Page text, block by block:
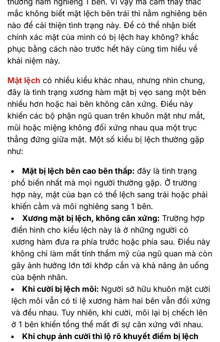
mắc không biết mặt lệch bên trái thì nằm nghiêng bên
nào để cải thiện tình trạng này. Để có thể nhận biết
chính xác mặt của mình có bị lệch hay không? khắc
phục bằng cách nào trước hết hãy cùng tìm hiểu về
khái niệm này.
Mặt lệch có nhiều kiểu khác nhau, nhưng nhìn chung,
đây là tình trạng xương hàm mặt bị vẹo sang một bên
nhiều hơn hoặc hai bên không cân xứng. Điều này
khiến các bộ phận ngũ quan trên khuôn mặt như mắt,
mũi hoặc miệng không đối xứng nhau qua một trục
thẳng đứng giữa mặt. Một số kiểu bị lệch thường gặp
như:
Mặt bị lệch bên cao bên thấp: đây là tình trạng
phổ biến nhất mà mọi người thường gặp. Ở trường
hợp này, mặt của bạn có thể lệch sang trái hoặc phải
khiến cằm và môi nghiêng sang 1 bên.
Xương mặt bị lệch, không cân xứng: Trường hợp
điển hình cho kiểu lệch này là ở những người có
xương hàm đưa ra phía trước hoặc phía sau. Điều này
không chỉ làm mất tính thẩm mỹ của ngũ quan mà còn
gây ảnh hưởng lớn tới khớp cắn và khả năng ăn uống
của bệnh nhân.
Khi cười bị lệch môi: Người sở hữu khuôn mặt cười
lệch môi vẫn có tỉ lệ xương hàm hai bên vẫn đối xứng
và đều nhau. Tuy nhiên, khi cười, môi lại bị chếch lên
ở 1 bên khiến tổng thể mất đi sự cân xứng với nhau.
Khi chụp ảnh cười thì lộ rõ khuyết điểm bị lệch